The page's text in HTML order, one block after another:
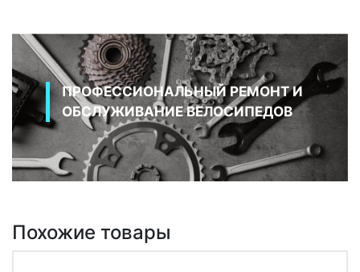
ПРОФЕССИОНАЛЬНЫЙ РЕМОНТ И
ОБСЛУЖИВАНИЕ ВЕЛОСИПЕДОВ
Похожие товары